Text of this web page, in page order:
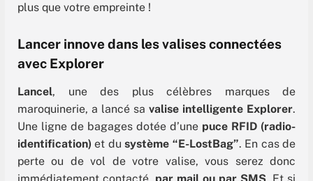
plus que votre empreinte !
Lancer innove dans les valises connectées
avec Explorer
Lancel, une des plus célèbres marques de
maroquinerie, a lancé sa valise intelligente Explorer.
Une ligne de bagages dotée d’une puce RFID (radio-
identification) et dusystème “E-LostBag”. En cas de
perte ou de vol de votre valise, vous serez donc